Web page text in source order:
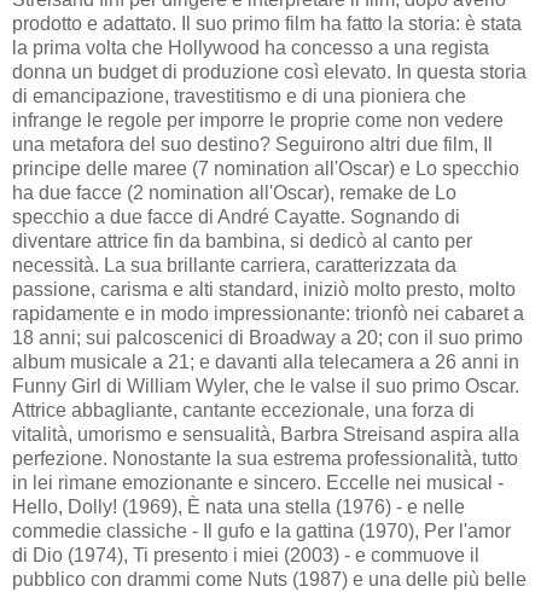
prodotto e adattato. Il suo primo film ha fatto la storia: è stata
la prima volta che Hollywood ha concesso a una regista
donna un budget di produzione così elevato. In questa storia
di emancipazione, travestitismo e di una pioniera che
infrange le regole per imporre le proprie come non vedere
una metafora del suo destino? Seguirono altri due film, Il
principe delle maree (7 nomination all'Oscar) e Lo specchio
ha due facce (2 nomination all'Oscar), remake de Lo
specchio a due facce di André Cayatte. Sognando di
diventare attrice fin da bambina, si dedicò al canto per
necessità. La sua brillante carriera, caratterizzata da
passione, carisma e alti standard, iniziò molto presto, molto
rapidamente e in modo impressionante: trionfò nei cabaret a
18 anni; sui palcoscenici di Broadway a 20; con il suo primo
album musicale a 21; e davanti alla telecamera a 26 anni in
Funny Girl di William Wyler, che le valse il suo primo Oscar.
Attrice abbagliante, cantante eccezionale, una forza di
vitalità, umorismo e sensualità, Barbra Streisand aspira alla
perfezione. Nonostante la sua estrema professionalità, tutto
in lei rimane emozionante e sincero. Eccelle nei musical -
Hello, Dolly! (1969), È nata una stella (1976) - e nelle
commedie classiche - Il gufo e la gattina (1970), Per l'amor
di Dio (1974), Ti presento i miei (2003) - e commuove il
pubblico con drammi come Nuts (1987) e una delle più belle